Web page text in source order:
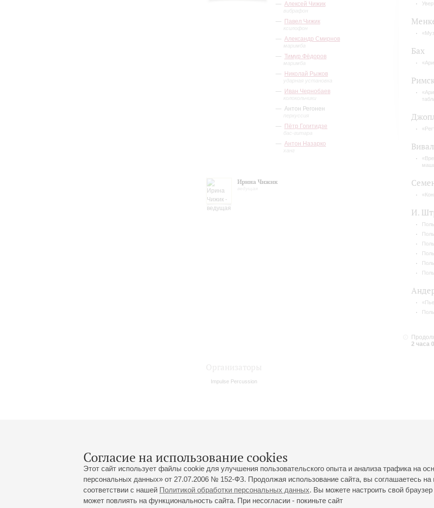
Согласие на использование cookies
Этот сайт использует файлы cookie для улучшения пользовательского опыта и анализа трафика на
персональных данных» от 27.07.2006 № 152-ФЗ. Продолжая использование сайта, вы соглашаетесь
соответствии с нашей Политикой обработки персональных данных. Вы можете настроить свой
может повлиять на функциональность сайта. При несогласии - покиньте сайт
Алексей Чижик
вибрафон
Павел Чижик
ксилофон
Александр Смирнов
маримба
Тимур Фёдоров
маримба
Николай Рыжов
ударная установка
Иван Чернобаев
колокольчики
Антон Регонен
перкуссия
Пётр Гогитидзе
бас-гитара
Антон Назарко
ханг
Ирина Чижик
Бах
И.
2 часа
Impulse Percussion